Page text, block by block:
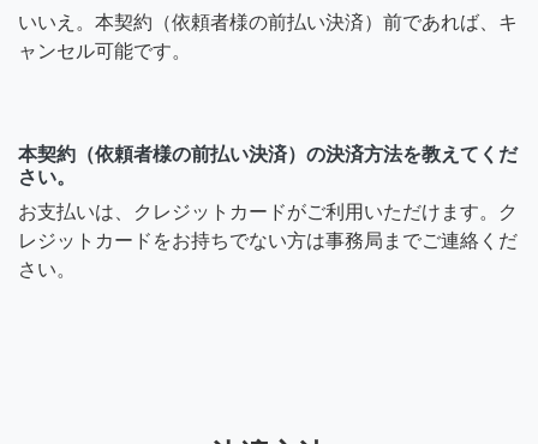
いいえ。本契約（依頼者様の前払い決済）前であれば、キ
ャンセル可能です。
本契約（依頼者様の前払い決済）の決済方法を教えてくだ
さい。
お支払いは、クレジットカードがご利用いただけます。ク
レジットカードをお持ちでない方は事務局までご連絡くだ
さい。